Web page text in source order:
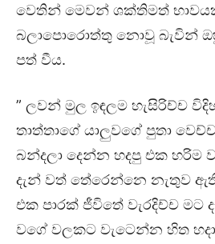
වෙතින් මෙවන් ශක්තිමත්
බලාපොරොත්තු නොවූ බැවින්
පත් වීය.
” ලවන් මුල ඉඳලම හැසිරිච්ච
තාත්තාගේ යාලුවගේ පුතා
බන්දලා දෙන්න හදපු එක හරිම
දැන් වත් තේරෙන්නෙ නැතුව
එක පාරක් ජීවිතේ වැරදිච්ච මට
වගේ වලකට වැටෙන්න හිත